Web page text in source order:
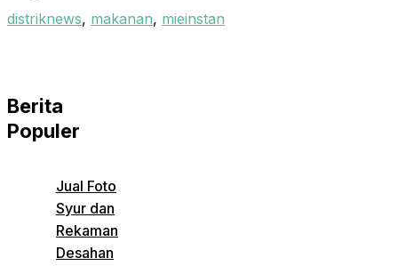
distriknews, makanan, mieinstan
Berita
Populer
Jual Foto
Syur dan
Rekaman
Desahan